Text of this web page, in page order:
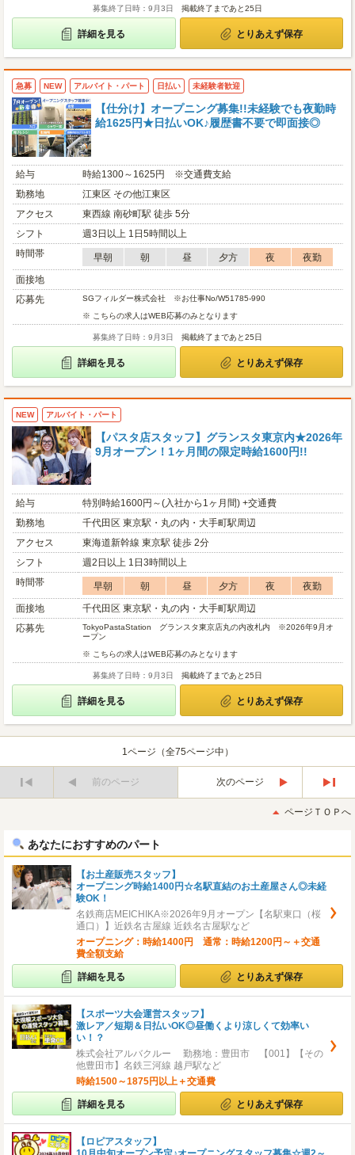
募集終了日時：9月3日 掲載終了まであと25日
詳細を見る とりあえず保存
急募 NEW アルバイト・パート 日払い 未経験者歓迎
【仕分け】オープニング募集!!未経験でも夜勤時
給1625円★日払いOK♪履歴書不要で即面接◎
給与
時給1300～1625円 ※交通費支給
勤務地
江東区 その他江東区
アクセス
東西線 南砂町駅 徒歩 5分
シフト
週3日以上 1日5時間以上
時間帯
早朝 朝 昼 夕方 夜
夜勤
面接地
応募先
SGフィルダー株式会社 ※お仕事No/W51785-990
※ こちらの求人はWEB応募のみとなります
募集終了日時：9月3日 掲載終了まであと25日
詳細を見る とりあえず保存
NEW アルバイト・パート
【パスタ店スタッフ】グランスタ東京内★2026年
9月オープン！1ヶ月間の限定時給1600円!!
給与
特別時給1600円～(入社から1ヶ月間) +交通費
勤務地
千代田区 東京駅・丸の内・大手町駅周辺
アクセス
東海道新幹線 東京駅 徒歩 2分
シフト
週2日以上 1日3時間以上
時間帯
早朝 朝 昼 夕方 夜
夜勤
面接地
千代田区 東京駅・丸の内・大手町駅周辺
応募先
TokyoPastaStation グランスタ東京店丸の内改札内 ※2026年9月オ
ープン
※ こちらの求人はWEB応募のみとなります
募集終了日時：9月3日 掲載終了まであと25日
詳細を見る とりあえず保存
1ページ（全75ページ中）
前のページ
次のページ
後
ページＴＯＰへ
あなたにおすすめのパート
【お土産販売スタッフ】
オープニング時給1400円☆名駅直結のお土産屋さん◎未経
験OK！
名鉄商店MEICHIKA※2026年9月オープン【名駅東口（桜
通口）】近鉄名古屋線 近鉄名古屋駅など
オープニング：時給1400円 通常：時給1200円～＋交通
費全額支給
詳細を見る とりあえず保存
【スポーツ大会運営スタッフ】
激レア／短期＆日払いOK◎昼働くより涼しくて効率い
い！？
株式会社アルバクルー 勤務地：豊田市 【001】【その
他豊田市】名鉄三河線 越戸駅など
時給1500～1875円以上＋交通費
詳細を見る とりあえず保存
【ロピアスタッフ】